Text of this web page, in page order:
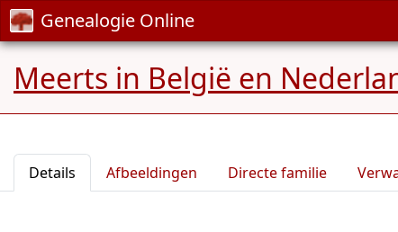
Genealogie Online
Meerts in België en
Details Afbeeldingen Directe familie